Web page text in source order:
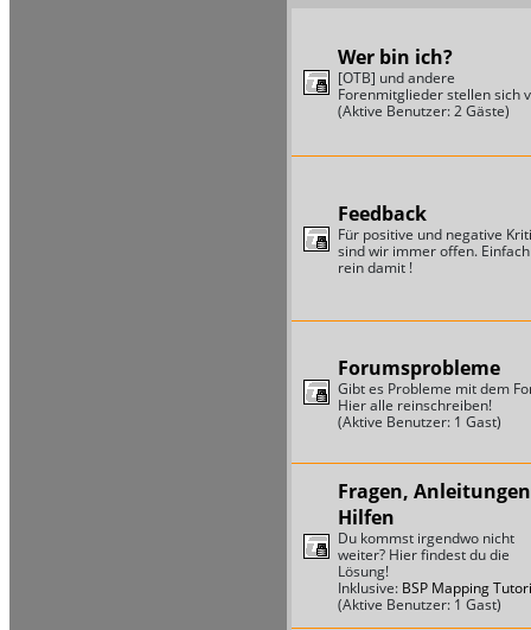
Wer bin ich?
[OTB] und andere
Forenmitglieder stellen sich
(Aktive Benutzer: 2 Gäste)
Feedback
Für positive und negative
sind wir immer offen.
rein damit !
Forumsprobleme
Gibt es Probleme mit dem
Hier alle reinschreiben!
(Aktive Benutzer: 1 Gast)
Fragen,
Hilfen
Du kommst irgendwo nicht
weiter? Hier findest du die
Lösung!
Inklusive: BSP Mapping
(Aktive Benutzer: 1 Gast)